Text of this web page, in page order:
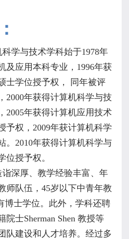
学与技术学科始于1978年
及应用本科专业， 1996年获
士学位授予权， 同年被评
2000年获得计算机科学与技
2005年获得计算机应用技术
予权， 2009年获计算机科学
。 2010年获得计算机科学与
位授予权。
深厚、教学经验丰富、年
师队伍， 45岁以下中青年教
博士学位。此外，学科还聘
院士Sherman Shen 教授等
队建设和人才培养。经过多